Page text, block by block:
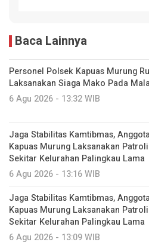
Baca Lainnya
Personel Polsek Kapuas Murung
Laksanakan Siaga Mako Pada
6 Agu 2026 - 13:32 WIB
Jaga Stabilitas Kamtibmas,
Kapuas Murung Laksanakan
Sekitar Kelurahan Palingkau Lama
6 Agu 2026 - 13:16 WIB
Jaga Stabilitas Kamtibmas,
Kapuas Murung Laksanakan
Sekitar Kelurahan Palingkau Lama
6 Agu 2026 - 13:09 WIB